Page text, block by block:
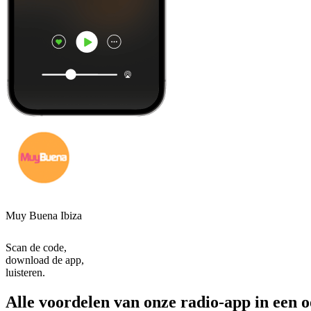
Muy Buena Ibiza
Scan de code,
download de app,
luisteren.
Alle voordelen van onze radio-app in een